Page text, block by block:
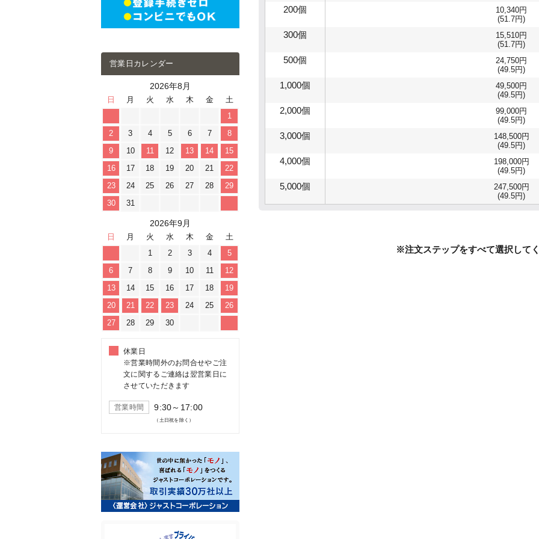
営業日カレンダー
2026年8月
日 月 火 水 木 金
土
1
2
3 4 5 6 7
8
9
10 11 12 13 14
15
16
17 18 19 20 21
22
23
24 25 26 27 28
29
30
31
2026年9月
日 月 火 水 木 金
土
1
2 3 4
5
6
7 8 9 10 11
12
13
14 15 16 17 18
19
20
21 22 23 24 25
26
27
28 29 30
休業日
※営業時間外のお問合せやご注
文に関するご連絡は翌営業日に
させていただきます
営業時間 9:30～17:00
（土日祝を除く）
200個
10,340円
(51.7円)
300個
15,510円
(51.7円)
500個
24,750円
(49.5円)
1,000個
49,500円
(49.5円)
2,000個
99,000円
(49.5円)
3,000個
148,500円
(49.5円)
4,000個
198,000円
(49.5円)
5,000個
247,500円
(49.5円)
※注文ステップをすべて選択して